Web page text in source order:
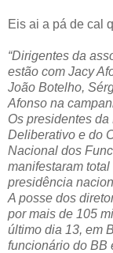
Eis ai a pá de cal
“Dirigentes da
estão com Jacy
João Botelho,
Afonso na
Os presidentes
Deliberativo e do
Nacional dos
manifestaram
presidência
A posse dos
por mais de 105
último dia 13, em
funcionário do BB